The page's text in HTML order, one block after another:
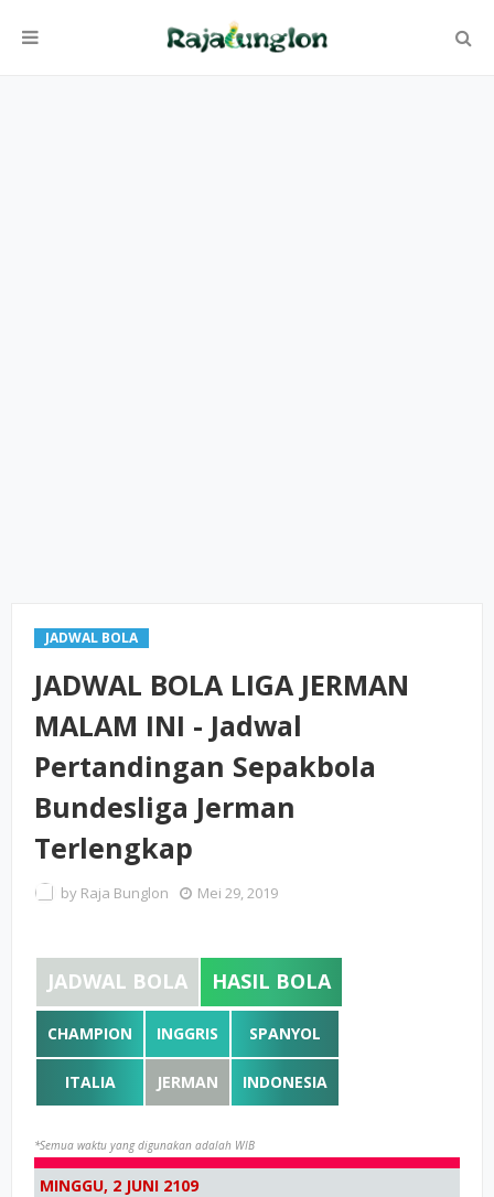
JADWAL BOLA
JADWAL BOLA LIGA JERMAN
MALAM INI - Jadwal
Pertandingan Sepakbola
Bundesliga Jerman
Terlengkap
by Raja Bunglon Mei 29, 2019
JADWAL BOLA HASIL BOLA
CHAMPION INGGRIS SPANYOL
ITALIA JERMAN INDONESIA
*Semua waktu yang digunakan adalah WIB
MINGGU, 2 JUNI 2109